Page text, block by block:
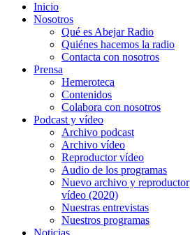
Inicio
Nosotros
Qué es Abejar Radio
Quiénes hacemos la radio
Contacta con nosotros
Prensa
Hemeroteca
Contenidos
Colabora con nosotros
Podcast y vídeo
Archivo podcast
Archivo vídeo
Reproductor vídeo
Audio de los programas
Nuevo archivo y reproductor
vídeo (2020)
Nuestras entrevistas
Nuestros programas
Noticias